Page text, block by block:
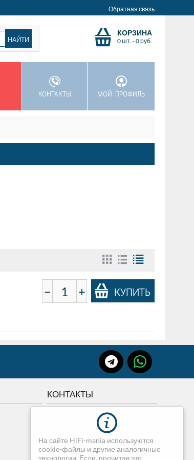
На сайте HiFi-mania используются
cookie-файлы и другие аналогичные
технологии. Если, прочитав это
Обратная связь
КОРЗИНА
0 шт. -0руб.
КОНТАКТЫ МОЙ ПРОФИЛЬ
− + КУПИТЬ
КОНТАКТЫ
г.Томск, Советская 84
+7 3822 507-507
+7 913-820-75-07
dimedia@mail.ru